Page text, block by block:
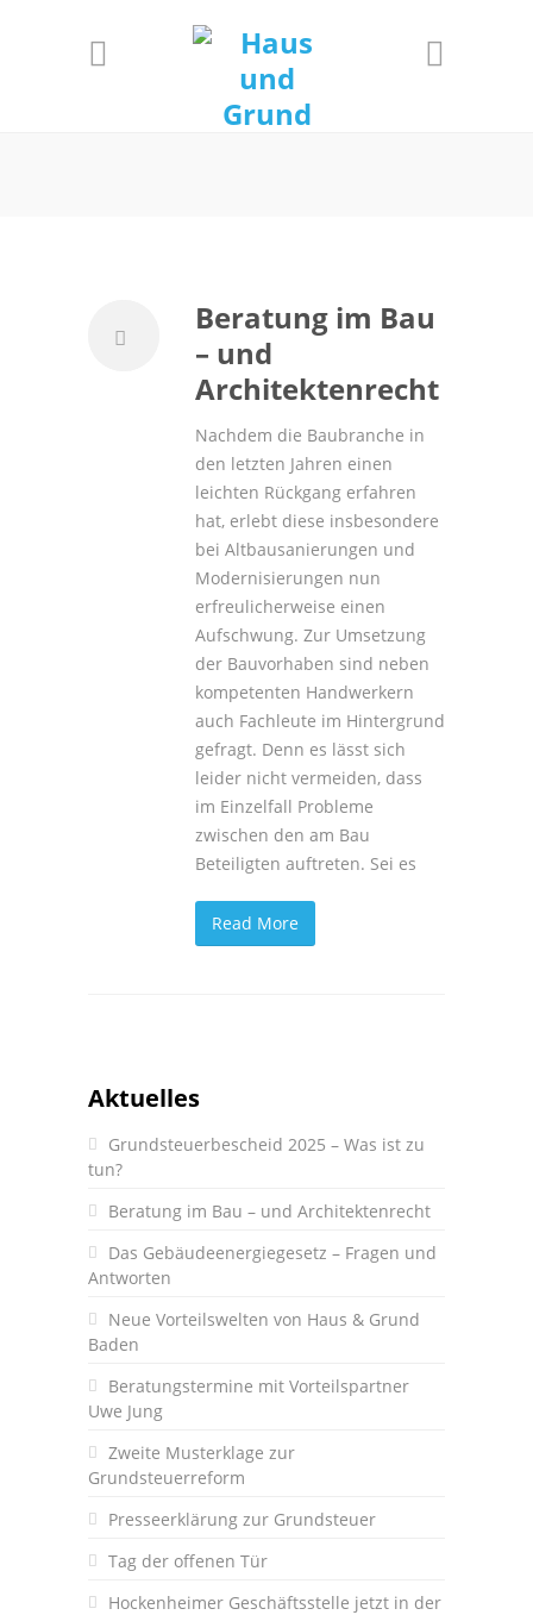
Beratung im Bau
– und
Architektenrecht
Nachdem die Baubranche in
den letzten Jahren einen
leichten Rückgang erfahren
hat, erlebt diese insbesondere
bei Altbausanierungen und
Modernisierungen nun
erfreulicherweise einen
Aufschwung. Zur Umsetzung
der Bauvorhaben sind neben
kompetenten Handwerkern
auch Fachleute im Hintergrund
gefragt. Denn es lässt sich
leider nicht vermeiden, dass
im Einzelfall Probleme
zwischen den am Bau
Beteiligten auftreten. Sei es
Read More
Aktuelles
Grundsteuerbescheid 2025 – Was ist zu
tun?
Beratung im Bau – und Architektenrecht
Das Gebäudeenergiegesetz – Fragen und
Antworten
Neue Vorteilswelten von Haus & Grund
Baden
Beratungstermine mit Vorteilspartner
Uwe Jung
Zweite Musterklage zur
Grundsteuerreform
Presseerklärung zur Grundsteuer
Tag der offenen Tür
Hockenheimer Geschäftsstelle jetzt in der
Informationen Einverstanden!